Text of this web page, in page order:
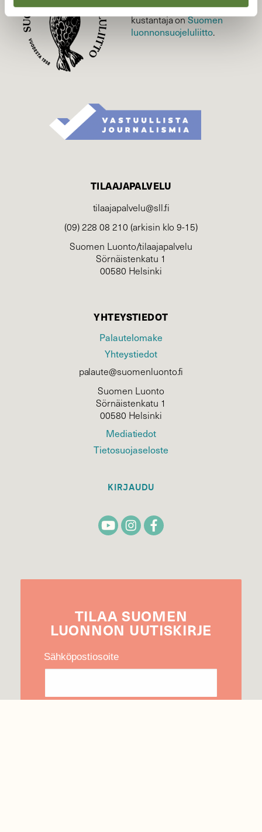
Suomen Luonto -lehden
kustantaja onSuomen
luonnonsuojelu­liitto.
TILAAJAPALVELU
tilaajapalvelu@sll.fi
(09) 228 08 210 (arkisin klo 9-15)
Suomen Luonto/tilaajapalvelu
Sörnäistenkatu 1
00580 Helsinki
YHTEYSTIEDOT
Palautelomake
Yhteystiedot
palaute@suomenluonto.fi
Suomen Luonto
Sörnäistenkatu 1
00580 Helsinki
Mediatiedot
Tietosuojaseloste
KIRJAUDU
TILAA SUOMEN
LUONNON UUTIS­KIRJE
Sähköpostiosoite